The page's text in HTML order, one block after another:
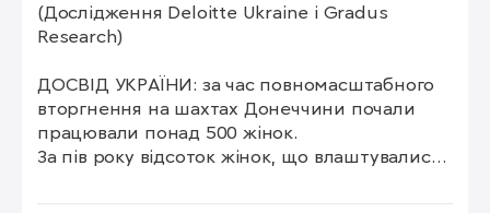
(Дослідження Deloitte Ukraine і Gradus
Research)
ДОСВІД УКРАЇНИ: за час повномасштабного
вторгнення на шахтах Донеччини почали
працювали понад 500 жінок.
За пів року відсоток жінок, що влаштувалися